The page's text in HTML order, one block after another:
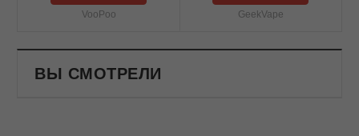
VooPoo GeekVape
ВЫ СМОТРЕЛИ